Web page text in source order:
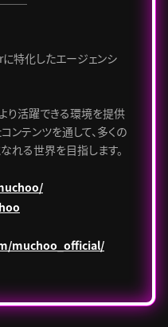
特化したエージェンシ
り活躍できる環境を提供
ンテンツを通して、多くの
れる世界を目指します。
muchoo_official/